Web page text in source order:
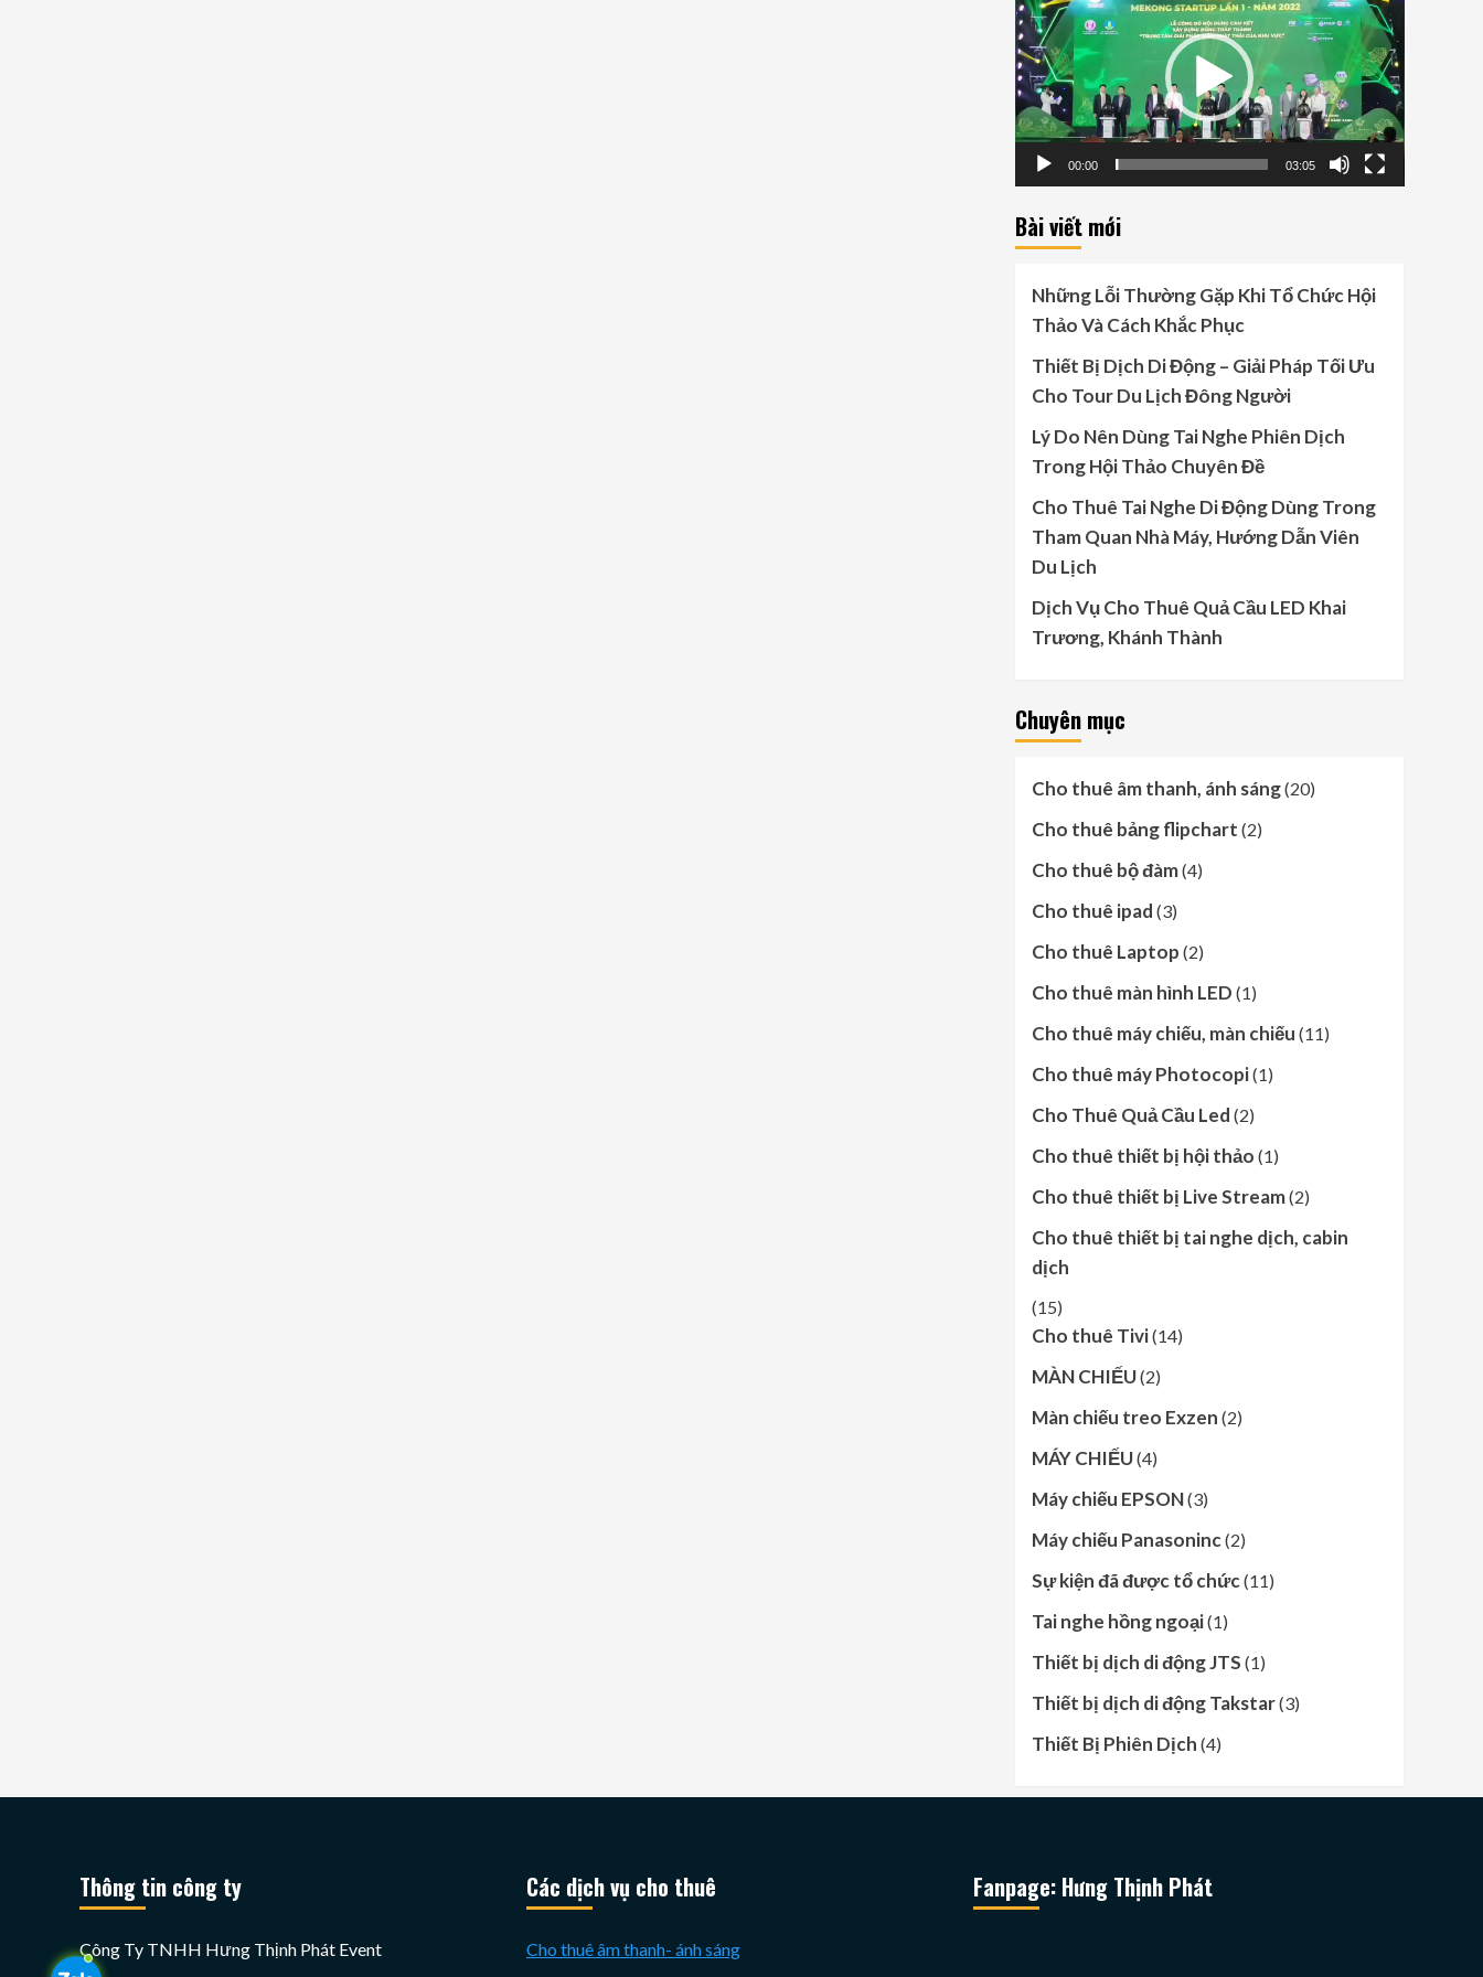
Player
00:00 03:05
Bài viết mới
Những Lỗi Thường Gặp Khi Tổ Chức Hội
Thảo Và Cách Khắc Phục
Thiết Bị Dịch Di Động – Giải Pháp Tối Ưu
Cho Tour Du Lịch Đông Người
Lý Do Nên Dùng Tai Nghe Phiên Dịch
Trong Hội Thảo Chuyên Đề
Cho Thuê Tai Nghe Di Động Dùng Trong
Tham Quan Nhà Máy, Hướng Dẫn Viên
Du Lịch
Dịch Vụ Cho Thuê Quả Cầu LED Khai
Trương, Khánh Thành
Chuyên mục
Cho thuê âm thanh, ánh sáng(20)
Cho thuê bảng flipchart (2)
Cho thuê bộ đàm(4)
Cho thuê ipad (3)
Cho thuê Laptop (2)
Cho thuê màn hình LED (1)
Cho thuê máy chiếu, màn chiếu (11)
Cho thuê máy Photocopi(1)
Cho Thuê Quả Cầu Led (2)
Cho thuê thiết bị hội thảo (1)
Cho thuê thiết bị Live Stream(2)
Cho thuê thiết bị tai nghe dịch, cabin
dịch
(15)
Cho thuê Tivi(14)
MÀN CHIẾU(2)
Màn chiếu treo Exzen (2)
MÁY CHIẾU(4)
Máy chiếu EPSON(3)
Máy chiếu Panasoninc(2)
Sự kiện đã được tổ chức(11)
Tai nghe hồng ngoại(1)
Thiết bị dịch di động JTS (1)
Thiết bị dịch di động Takstar(3)
Thiết Bị Phiên Dịch (4)
Thông tin công ty
Công Ty TNHH Hưng Thịnh Phát Event
Các dịch vụ cho thuê
Cho thuê âm thanh- ánh sáng
Fanpage: Hưng Thịnh Phát